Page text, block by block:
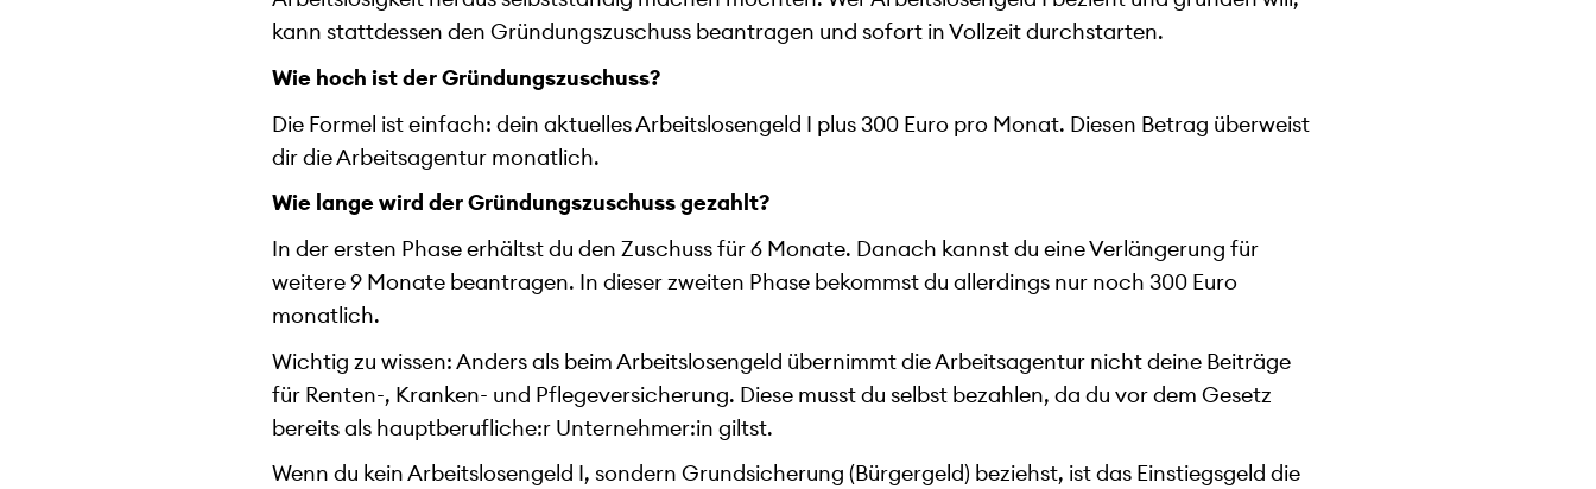
kann stattdessen den Gründungszuschuss beantragen und sofort in Vollzeit durchstarten.
Wie hoch ist der Gründungszuschuss?
Die Formel ist einfach: dein aktuelles Arbeitslosengeld I plus 300 Euro pro Monat. Diesen Betrag überweist
dir die Arbeitsagentur monatlich.
Wie lange wird der Gründungszuschuss gezahlt?
In der ersten Phase erhältst du den Zuschuss für 6 Monate. Danach kannst du eine Verlängerung für
weitere 9 Monate beantragen. In dieser zweiten Phase bekommst du allerdings nur noch 300 Euro
monatlich.
Wichtig zu wissen: Anders als beim Arbeitslosengeld übernimmt die Arbeitsagentur nicht deine Beiträge
für Renten-, Kranken- und Pflegeversicherung. Diese musst du selbst bezahlen, da du vor dem Gesetz
bereits als hauptberufliche:r Unternehmer:in giltst.
Wenn du kein Arbeitslosengeld I, sondern Grundsicherung (Bürgergeld) beziehst, ist das Einstiegsgeld die